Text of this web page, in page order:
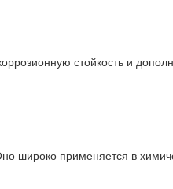
стойкость и
широко применяется в